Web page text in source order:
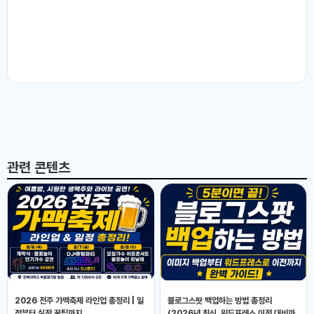
관련 콘텐츠
2026 전주 가맥축제 라인업 총정리 | 일
블로그스팟 백업하는 방법 총정리